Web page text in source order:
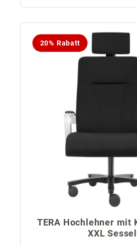
20% Rabatt
TERA Hochlehner mit
XXL Sessel